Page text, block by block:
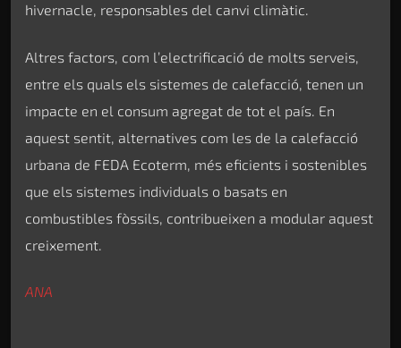
hivernacle, responsables del canvi climàtic.
Altres factors, com l’electrificació de molts serveis,
entre els quals els sistemes de calefacció, tenen un
impacte en el consum agregat de tot el país. En
aquest sentit, alternatives com les de la calefacció
urbana de FEDA Ecoterm, més eficients i sostenibles
que els sistemes individuals o basats en
combustibles fòssils, contribueixen a modular aquest
creixement.
ANA